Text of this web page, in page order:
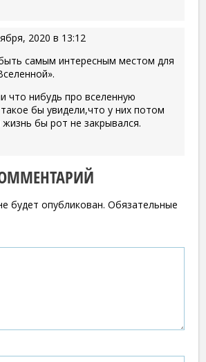
2020 в 13:12
самым интересным местом для
что нибудь про вселенную
бы увидели,что у них потом
бы рот не закрывался.
будет опубликован. Обязательные